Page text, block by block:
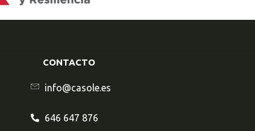
CONTACTO
info@casole.es
646 647 876